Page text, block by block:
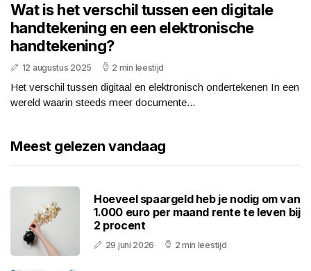
Wat is het verschil tussen een digitale
handtekening en een elektronische
handtekening?
12 augustus 2025 2 min leestijd
Het verschil tussen digitaal en elektronisch ondertekenen In een
wereld waarin steeds meer documente...
Meest gelezen vandaag
Hoeveel spaargeld heb je nodig om van
1.000 euro per maand rente te leven bij
2 procent
29 juni 2026 2 min leestijd